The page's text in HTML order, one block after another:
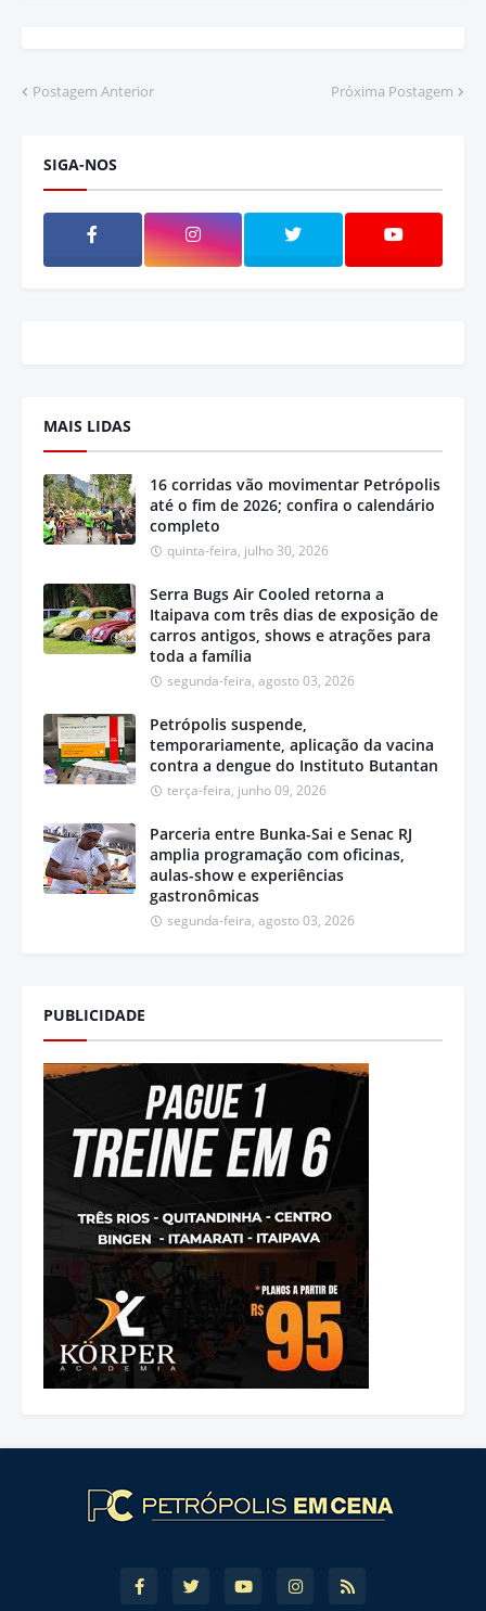
Postagem Anterior Próxima Postagem
SIGA-NOS
MAIS LIDAS
16 corridas vão movimentar Petrópolis
até o fim de 2026; confira o calendário
completo
quinta-feira, julho 30, 2026
Serra Bugs Air Cooled retorna a
Itaipava com três dias de exposição de
carros antigos, shows e atrações para
toda a família
segunda-feira, agosto 03, 2026
Petrópolis suspende,
temporariamente, aplicação da vacina
contra a dengue do Instituto Butantan
terça-feira, junho 09, 2026
Parceria entre Bunka-Sai e Senac RJ
amplia programação com oficinas,
aulas-show e experiências
gastronômicas
segunda-feira, agosto 03, 2026
PUBLICIDADE